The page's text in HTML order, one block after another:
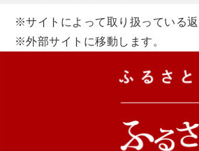
※サイトによって取り扱っている返
※外部サイトに移動します。